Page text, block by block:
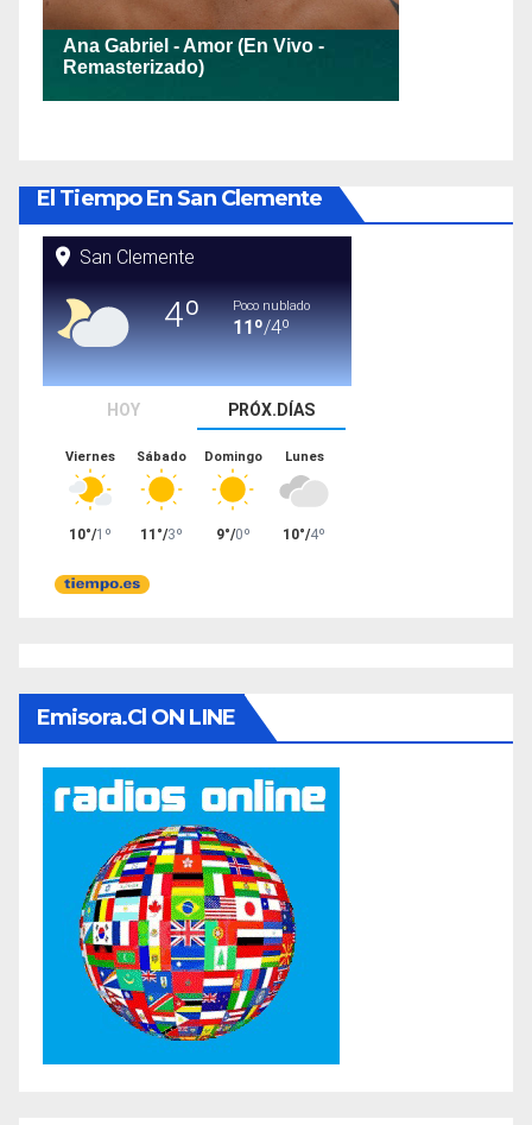
El Tiempo En San Clemente
Emisora.cl ON LINE